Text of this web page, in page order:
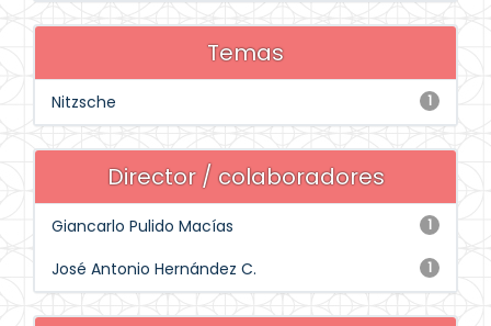
Temas
1
Nitzsche
Director / colaboradores
1
Giancarlo Pulido Macías
1
José Antonio Hernández C.